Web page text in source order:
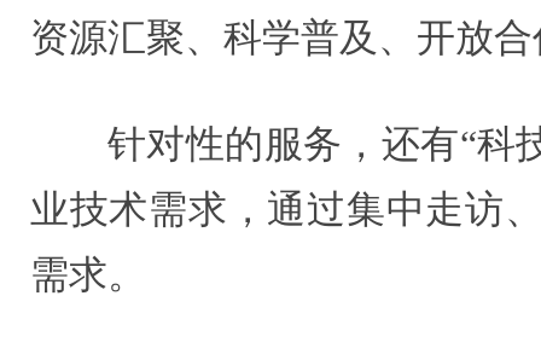
资源汇聚、科学普及、开放
针对性的服务，还有“科
业技术需求，通过集中走访
需求。